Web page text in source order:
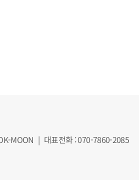
MOON | 대표전화 : 070-7860-2085